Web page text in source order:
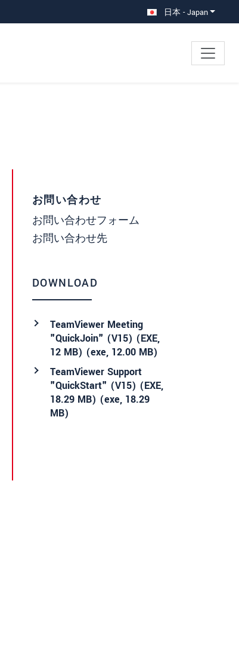
日本 - Japan
お問い合わせ
お問い合わせフォーム
お問い合わせ先
DOWNLOAD
TeamViewer Meeting
"QuickJoin" (V15) (EXE,
12 MB) (exe, 12.00 MB)
TeamViewer Support
"QuickStart" (V15) (EXE,
18.29 MB) (exe, 18.29
MB)